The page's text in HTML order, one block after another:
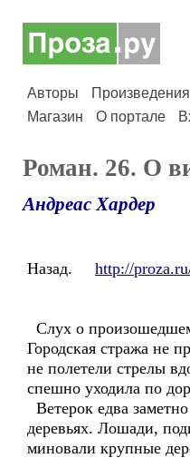
Авторы Произведения
Магазин
О портале
Роман. 26. О
Андреас Хардер
Назад. http://
Слух о
Городская стража не
не полетели стрелы
спешно уходила по
Ветерок едва
деревьях. Лошади,
миновали крупные